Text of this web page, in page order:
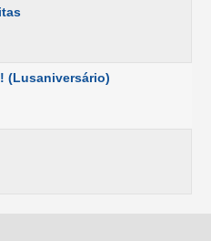
(Lusaniversário)